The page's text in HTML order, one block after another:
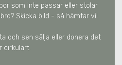
som inte passar eller stolar
? Skicka bild - så hämtar vi!
och sen sälja eller donera det
cirkulärt.